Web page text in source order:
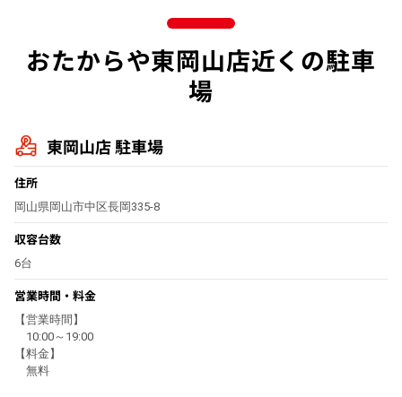
おたからや東岡山店近くの駐車
場
東岡山店 駐車場
住所
岡山県岡山市中区長岡335-8
収容台数
6台
営業時間・料金
【営業時間】
10:00～19:00
【料金】
無料